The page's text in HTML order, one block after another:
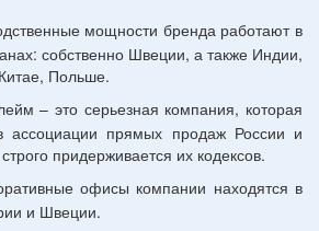
мощности бренда работают в
собственно Швеции, а также Индии,
Польше.
– это серьезная компания, которая
ассоциации прямых продаж России и
придерживается их кодексов.
офисы компании находятся в
и Швеции.